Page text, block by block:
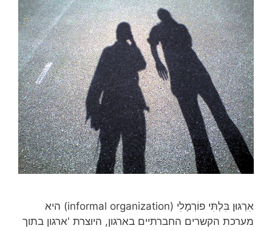
אִרְגּוּן בִּלְתִּי פוֹרְמָלִי (informal organization) היא
מערכת הקשרים החברתיים בארגון, היוצרת 'ארגון בתוך